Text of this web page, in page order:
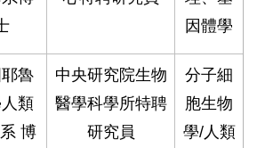
因體學
魯
類
博
中央研究院生物
醫學科學所特聘
研究員
分子細
胞生物
學/人類